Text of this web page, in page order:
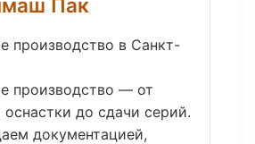
Пак
производство в Санкт-
производство — от
оснастки до сдачи серий.
документацией,